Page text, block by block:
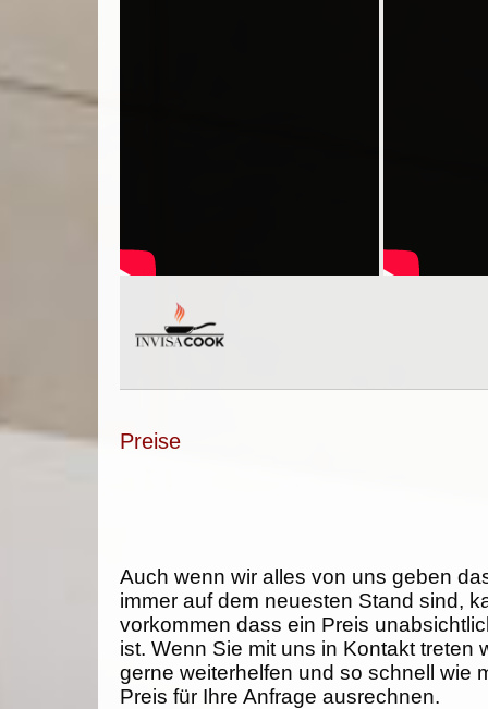
Preise
Auch wenn wir alles von uns geben
immer auf dem neuesten Stand sind,
vorkommen dass ein Preis
ist. Wenn Sie mit uns in Kontakt treten
gerne weiterhelfen und so schnell wie
Preis für Ihre Anfrage ausrechnen.